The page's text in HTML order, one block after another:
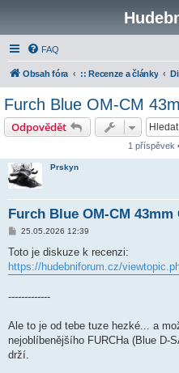
FAQ
Obsah fóra :: Recenze a články
Furch Blue OM-CM
Odpovědět
1 příspěvek
Prskyn
Furch Blue OM-CM 43mm
P
í
p
e
25.05.2026 12:39
Toto je diskuze k recenzi:
https://hudebniforum.cz/
-------------
Ale to je od tebe tuze hezké... a
nejoblíbenějšího FURCHa (Blue D-
drží.